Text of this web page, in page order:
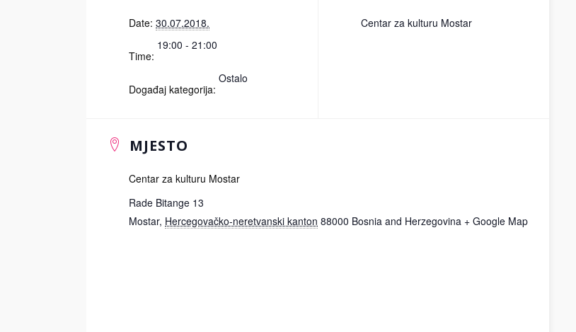
Date: 30.07.2018.
Time:
19:00 - 21:00
Događaj kategorija:
Ostalo
Centar za kulturu Mostar
MJESTO
Centar za kulturu Mostar
Rade Bitange 13
Mostar, Hercegovačko-neretvanski kanton 88000 Bosnia and Herzegovina + Google Map